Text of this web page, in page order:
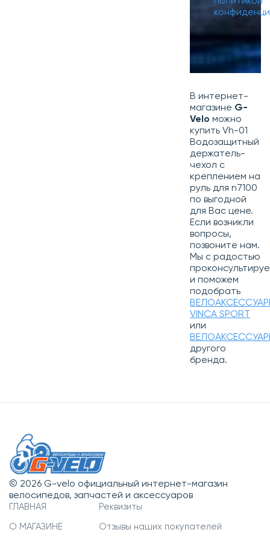
В интернет-
магазине G-
Velo можно
купить Vh-01
Водозащитный
держатель-
чехол с
креплением на
руль для n7100
по выгодной
для Вас цене.
Если возникли
вопросы,
позвоните нам.
Мы с радостью
и поможем
подобрать
VINCA SPORT
или
другого
бренда.
© 2026 G-velo официальный интернет-магазин
велосипедов, запчастей и аксессуаров
ГЛАВНАЯ
О МАГАЗИНЕ
Реквизиты
Отзывы наших покупателей